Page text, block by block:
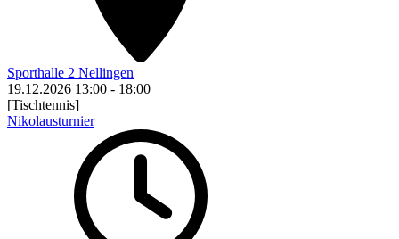
Sporthalle 2 Nellingen
19.12.2026 13:00 - 18:00
[Tischtennis]
Nikolausturnier